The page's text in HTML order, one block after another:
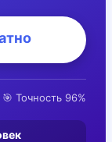
🎯 Точность 96%